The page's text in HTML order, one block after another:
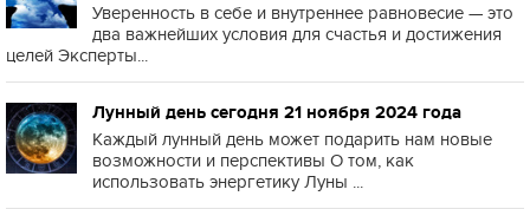
Уверенность в себе и внутреннее равновесие — это
два важнейших условия для счастья и достижения
целей Эксперты...
Лунный день сегодня 21 ноября 2024 года
Каждый лунный день может подарить нам новые
возможности и перспективы О том, как
использовать энергетику Луны ...